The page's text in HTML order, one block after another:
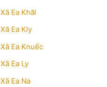
Xã Ea Khăl
Xã Ea Kly
Xã Ea Knuếc
Xã Ea Ly
Xã Ea Na